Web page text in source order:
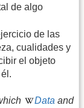
de algo
de las
cualidades y
el objeto
Data and